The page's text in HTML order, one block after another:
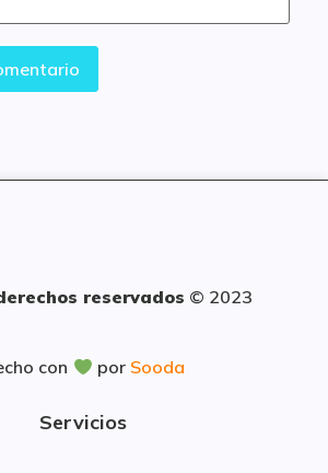
reservados © 2023
con por Sooda
Servicios